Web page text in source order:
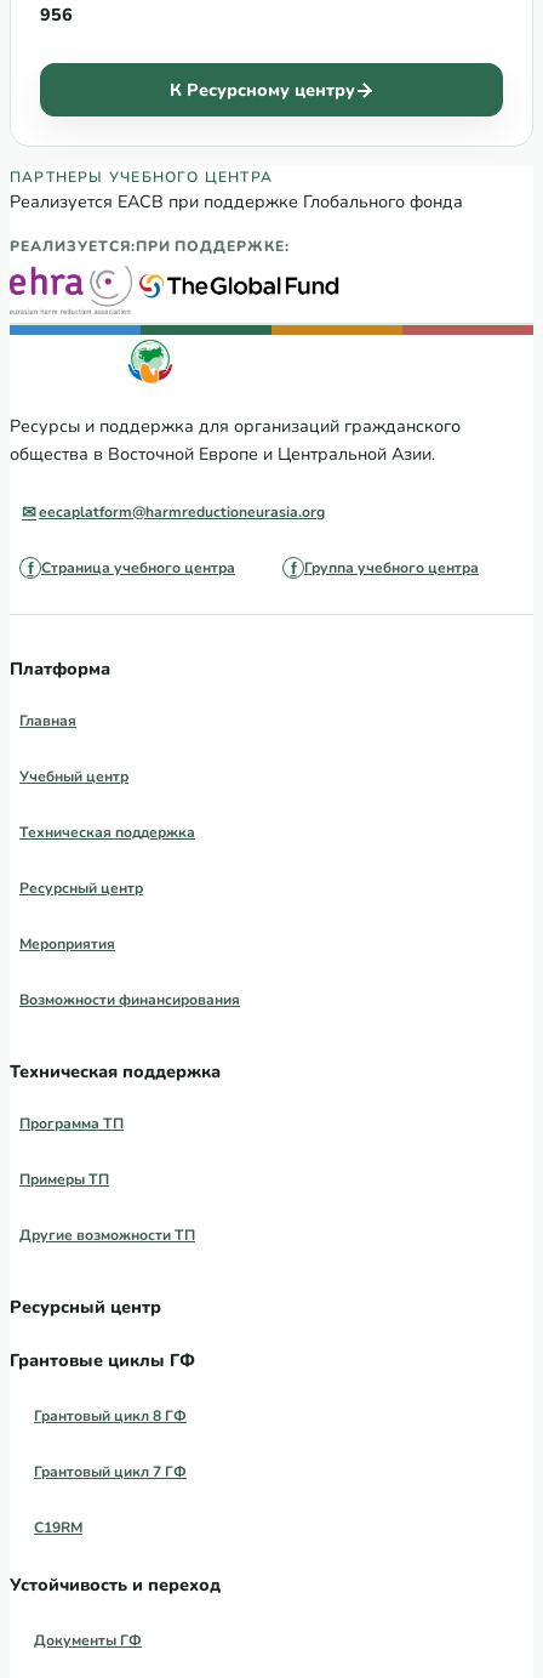
956
К Ресурсному центру
Партнеры Регионального учебного
ПАРТНЕРЫ УЧЕБНОГО ЦЕНТРА
Реализуется ЕАСВ при поддержке Глобального фонда
РЕАЛИЗУЕТСЯ:ПРИ ПОДДЕРЖКЕ:
Ресурсы и поддержка для организаций гражданского
общества в Восточной Европе и Центральной Азии.
eecaplatform@harmreductioneurasia.org
Страница учебного центра Группа учебного центра
Платформа
Главная
Учебный центр
Техническая поддержка
Ресурсный центр
Мероприятия
Возможности финансирования
Техническая поддержка
Программа ТП
Примеры ТП
Другие возможности ТП
Ресурсный центр
Грантовые циклы ГФ
Грантовый цикл 8 ГФ
Грантовый цикл 7 ГФ
C19RM
Устойчивость и переход
Документы ГФ